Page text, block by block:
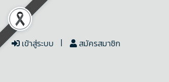
เข้าสู่ระบบ สมัครสมาชิก